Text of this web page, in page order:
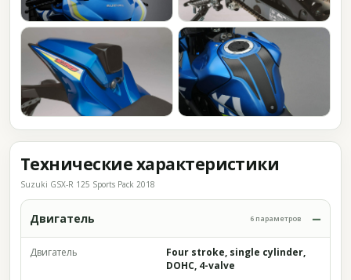
Технические характеристики
Suzuki GSX-R 125 Sports Pack 2018
Двигатель 6 параметров
Двигатель
Four stroke, single cylinder,
DOHC, 4-valve